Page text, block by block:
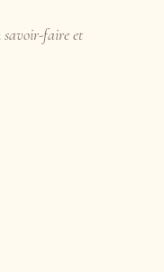
savoir-faire et